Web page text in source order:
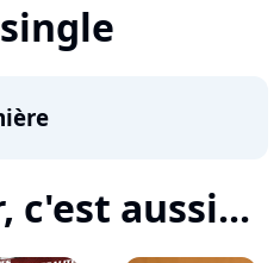
c'est aussi...